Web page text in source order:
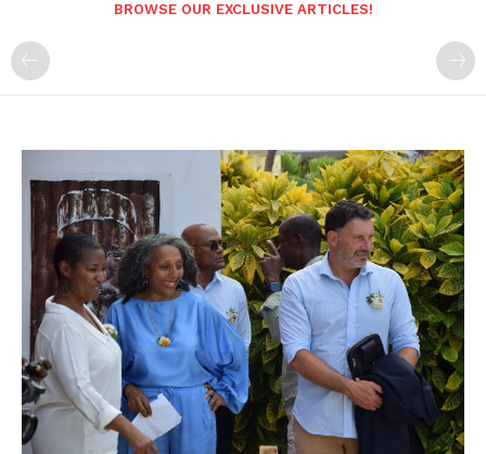
BROWSE OUR EXCLUSIVE ARTICLES!